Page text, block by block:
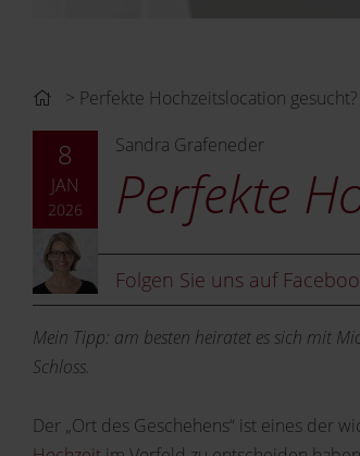
Perfekte Hochzeitslocation gesucht?
8
JAN
2026
Sandra Grafeneder
Perfekte
Folgen Sie uns auf
Mein Tipp: am besten heiratet es sich mit
Schloss.
Der „Ort des Geschehens“ ist eines der